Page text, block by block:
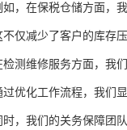
如，在保税仓储方面，
不仅减少了客户的库存
检测维修服务方面，我
过优化工作流程，我们
时，我们的关务保障团